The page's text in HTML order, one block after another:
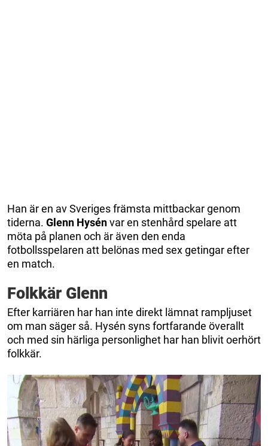
Han är en av Sveriges främsta mittbackar genom
tiderna. Glenn Hysénvar en stenhård spelare att
möta på planen och är även den enda
fotbollsspelaren att belönas med sex getingar efter
en match.
Folkkär Glenn
Efter karriären har han inte direkt lämnat rampljuset
om man säger så. Hysén syns fortfarande överallt
och med sin härliga personlighet har han blivit oerhört
folkkär.